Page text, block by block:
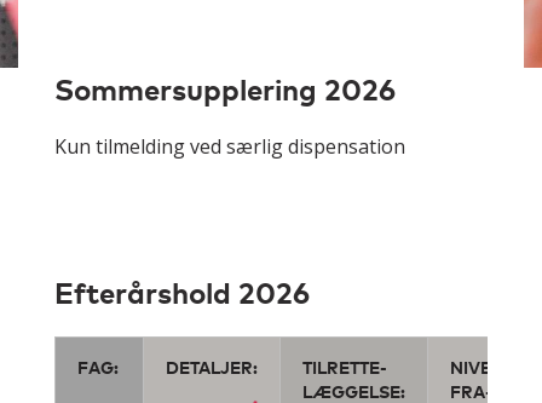
Sommersupplering 2026
Kun tilmelding ved særlig dispensation
Efterårshold 2026
FAG: DETALJER:
TILRETTE-
LÆGGELSE:
NIVEAU
FRA-TIL: